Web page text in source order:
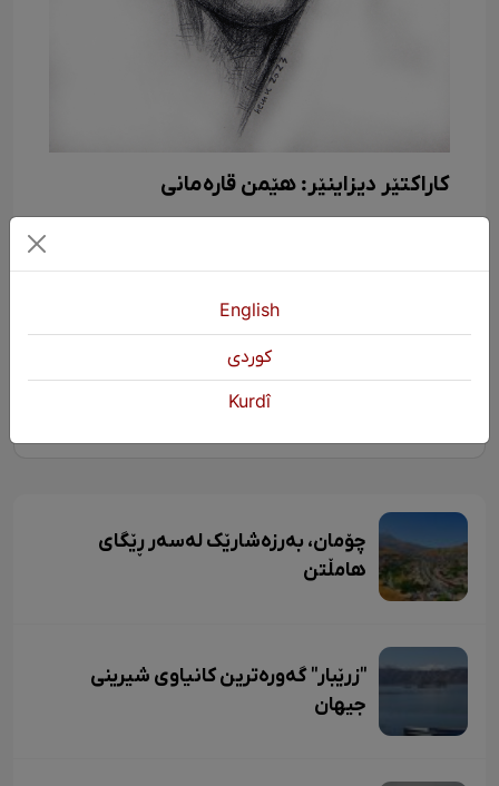
کاراکتێر دیزاینێر: هێمن قارەمانی
چۆمان، بەرزەشارێک لەسەر ڕێگای
هامڵتن
"زرێبار" گەورەترین کانیاوی شیرینی
جیهان
English
كوردی
Kurdî